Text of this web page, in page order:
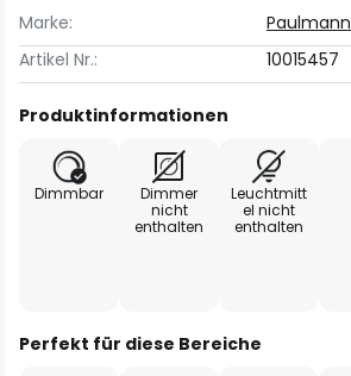
Marke:
Paulmann
Artikel Nr.:
10015457
Produktinformationen
Dimmbar
Dimmer
nicht
enthalten
Leuchtmitt
el nicht
enthalten
Perfekt für diese Bereiche